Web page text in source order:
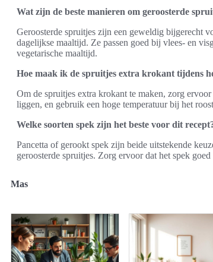
Wat zijn de beste manieren om geroosterde
Geroosterde spruitjes zijn een geweldig bijgerecht
dagelijkse maaltijd. Ze passen goed bij vlees- en
vegetarische maaltijd.
Hoe maak ik de spruitjes extra krokant tijdens
Om de spruitjes extra krokant te maken, zorg
liggen, en gebruik een hoge temperatuur bij het
Welke soorten spek zijn het beste voor dit
Pancetta of gerookt spek zijn beide uitstekende
geroosterde spruitjes. Zorg ervoor dat het spek
Mas